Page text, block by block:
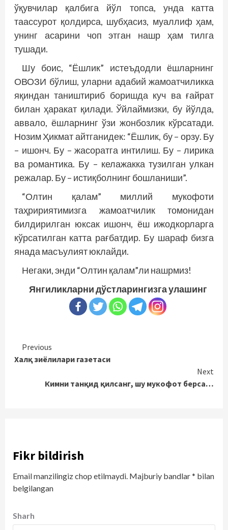
ўқувчилар қалбига йўл топса, унда катта
таассурот қолдирса, шубҳасиз, муаллиф ҳам,
унинг асарини чоп этган нашр ҳам тилга
тушади.
Шу боис, “Ёшлик” истеъдодли ёшларнинг
ОВОЗИ бўлиш, уларни адабий жамоатчиликка
яқиндан таништириб боришда куч ва ғайрат
билан ҳаракат қилади. Ўйлаймизки, бу йўлда,
аввало, ёшларнинг ўзи жонбозлик кўрсатади.
Нозим Ҳикмат айтганидек: “Ёшлик, бу – орзу. Бу
– ишонч. Бу – жасоратга интилиш. Бу – лирика
ва романтика. Бу – келажакка тузилган улкан
режалар. Бу – истиқболнинг бошланиши”.
“Олтин қалам” миллий мукофоти
таҳририятимизга жамоатчилик томонидан
билдирилган юксак ишонч, ёш ижодкорларга
кўрсатилган катта рағбатдир. Бу шараф бизга
янада масъулият юклайди.
Негаки, энди “Олтин қалам”ли нашрмиз!
Янгиликларни дўстларингизга улашинг
Continue
Reading
Previous
Халқ зиёлилари газетаси
Next
Кимни танқид қилсанг, шу мукофот берса…
Fikr bildirish
Email manzilingiz chop etilmaydi. Majburiy bandlar* bilan
belgilangan
Sharh